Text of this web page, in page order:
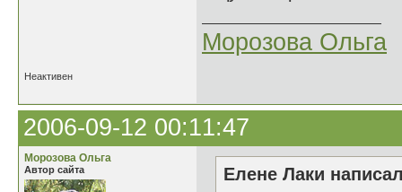
Морозова Ольга
Неактивен
2006-09-12 00:11:47
Морозова Ольга
Автор сайта
Елене Лаки